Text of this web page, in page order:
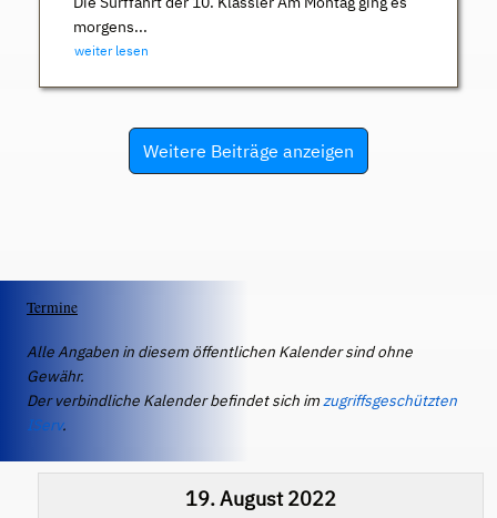
morgens...
weiter lesen
Weitere Beiträge anzeigen
Termine
Alle Angaben in diesem öffentlichen Kalender sind ohne
Gewähr.
Der verbindliche Kalender befindet sich imzugriffsgeschützten
IServ.
19. August 2022